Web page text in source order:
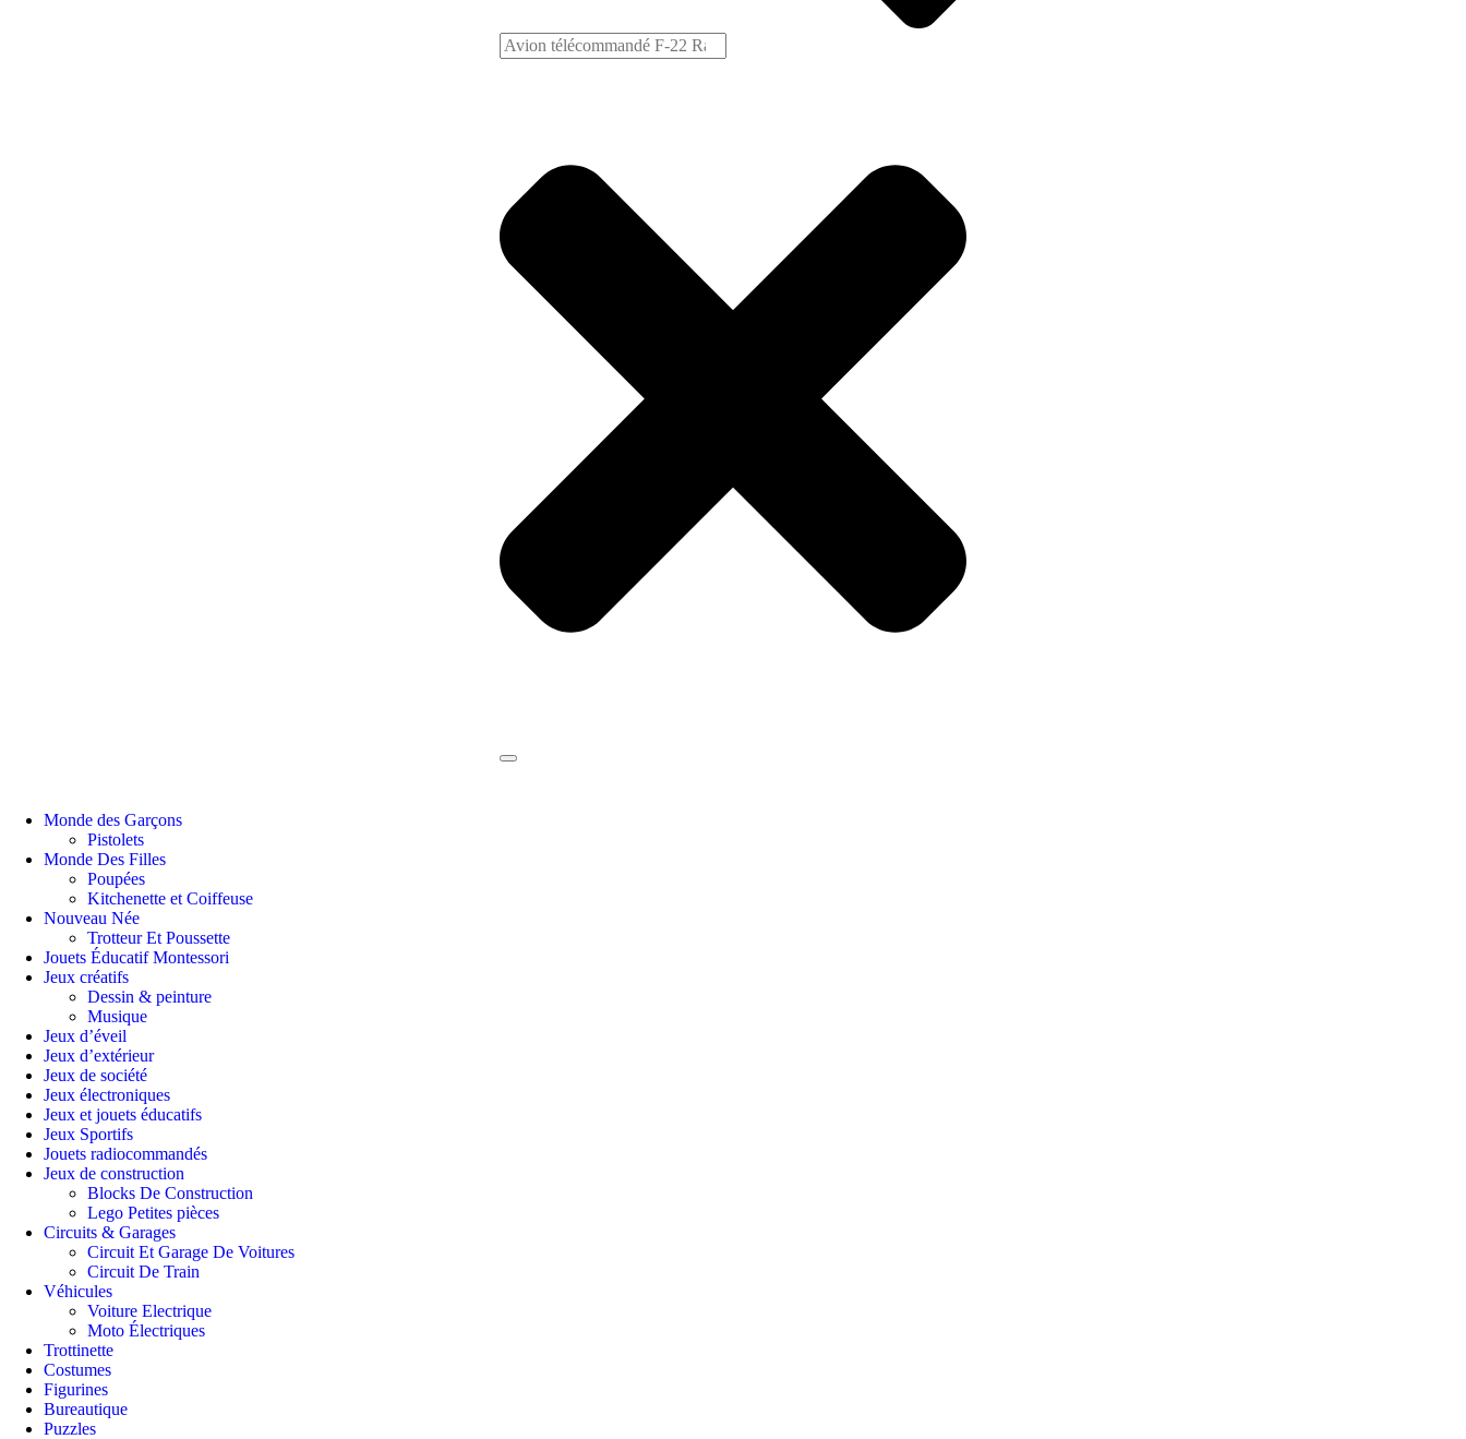
Monde des Garçons
Pistolets
Monde Des Filles
Poupées
Kitchenette et Coiffeuse
Nouveau Née
Trotteur Et Poussette
Jouets Éducatif Montessori
Jeux créatifs
Dessin & peinture
Musique
Jeux d’éveil
Jeux d’extérieur
Jeux de société
Jeux électroniques
Jeux et jouets éducatifs
Jeux Sportifs
Jouets radiocommandés
Jeux de construction
Blocks De Construction
Lego Petites pièces
Circuits & Garages
Circuit Et Garage De Voitures
Circuit De Train
Véhicules
Voiture Electrique
Moto Électriques
Trottinette
Costumes
Figurines
Bureautique
Puzzles